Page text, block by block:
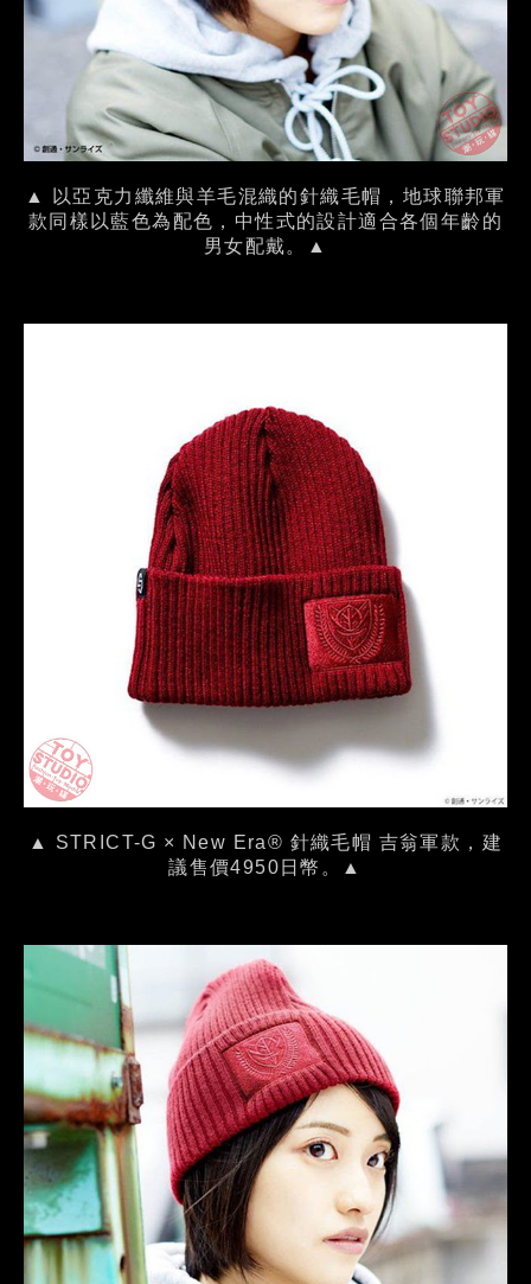
▲ 以亞克力纖維與羊毛混織的針織毛帽，地球聯邦軍
款同樣以藍色為配色，中性式的設計適合各個年齡的
男女配戴。▲
▲ STRICT-G × New Era® 針織毛帽 吉翁軍款，建
議售價4950日幣。▲